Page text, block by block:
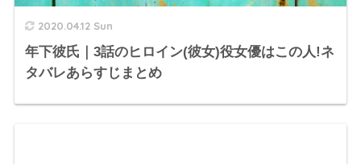
2020.04.12 Sun
年下彼氏｜3話のヒロイン(彼女)役女優はこの人!ネ
タバレあらすじまとめ